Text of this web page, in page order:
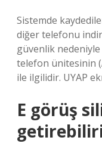
Sistemde
diğer telefonu
güvenlik
telefon ünitesinin
ile ilgilidir. UYAP
E görüş